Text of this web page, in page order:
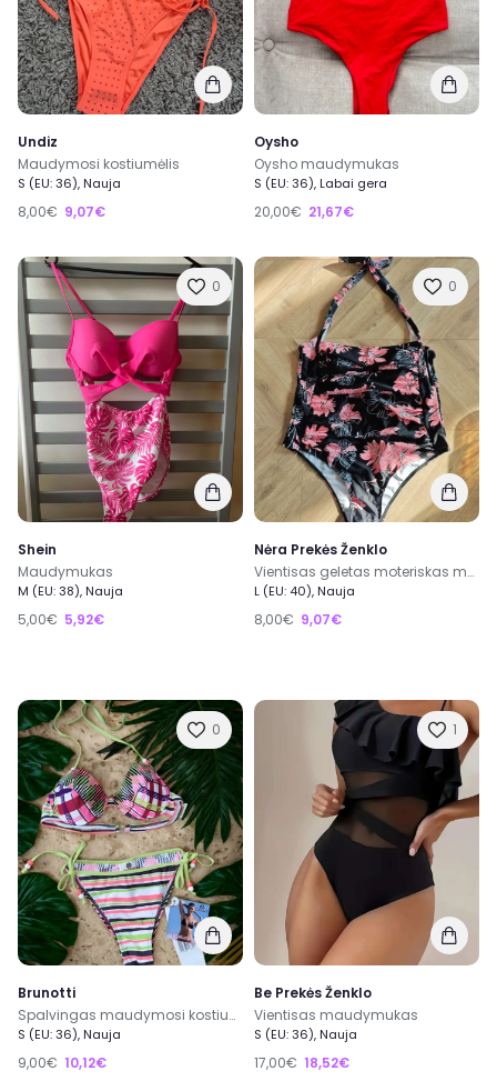
Undiz
Maudymosi kostiumėlis
S (EU: 36), Nauja
8,00€ 9,07€
Oysho
Oysho maudymukas
S (EU: 36), Labai gera
20,00€ 21,67€
0
Shein
Maudymukas
M (EU: 38), Nauja
5,00€ 5,92€
0
Nėra Prekės Ženklo
Vientisas geletas moteriskas maudymukas
L (EU: 40), Nauja
8,00€ 9,07€
0
Brunotti
Spalvingas maudymosi kostiumėlis
S (EU: 36), Nauja
9,00€ 10,12€
1
Be Prekės Ženklo
Vientisas maudymukas
S (EU: 36), Nauja
17,00€ 18,52€